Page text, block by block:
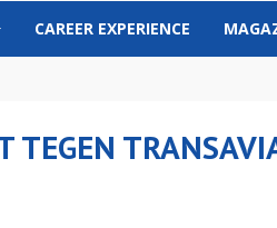
CAREER EXPERIENCE
TEGEN